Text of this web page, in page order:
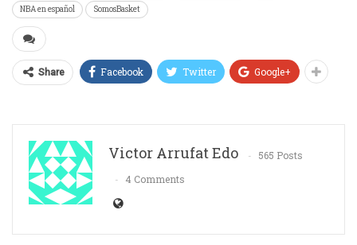
NBA en español
SomosBasket
Share Facebook Twitter Google+
Victor Arrufat Edo
565 Posts
4 Comments